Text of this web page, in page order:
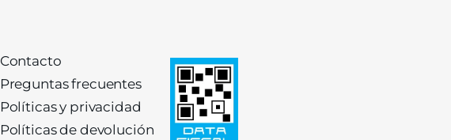
Contacto
Preguntas frecuentes
Políticas y privacidad
Políticas de devolución